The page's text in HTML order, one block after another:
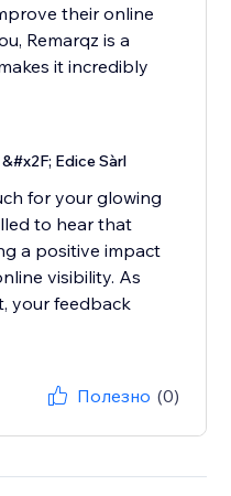
their online
Remarqz is a
it incredibly
Edice Sàrl
for your glowing
to hear that
a positive impact
visibility. As
your feedback
Полезно (0)